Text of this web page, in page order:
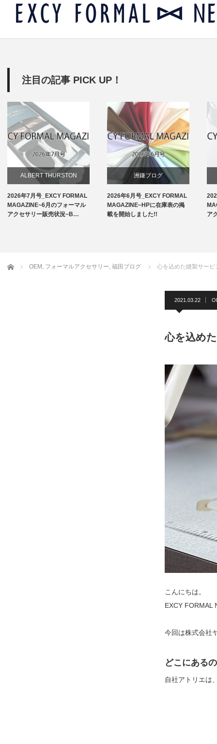
注目の記事 PICK UP！
ALBERT THURSTON
お知らせ
2026年7月号_EXCY FORMAL
MAGAZINE~6月のフォーマル
アクセサリー販売状況~B…
洲鎌ブログ
2026年6月号_EXCY FORMAL
MAGAZINE~HPに在庫表の掲
載を開始しました!!
ア
ホーム OEM , フォーマルアクセサリー, 福田ブログ 心を込めた縫製サー
2021.03.22
心を込め
こんにちは。
EXCY FORMAL
今回は株式会社
どこにある
自社アトリエは